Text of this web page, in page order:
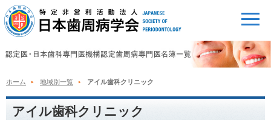
ホーム 地域別一覧 アイル歯科クリニック
アイル歯科クリニック